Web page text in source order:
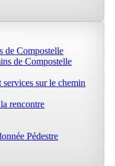
de Compostelle
de Compostelle
sur le chemin
rencontre
Pédestre